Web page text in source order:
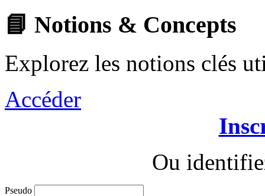
📘 Notions & Concepts
Explorez les notions clés
Accéder
Ou
Pseudo